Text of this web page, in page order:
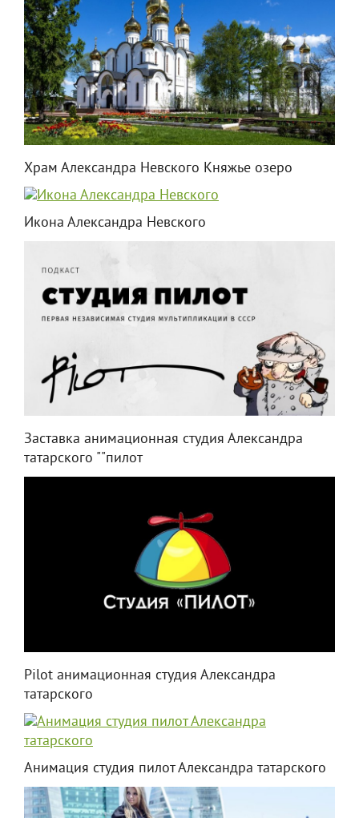
Храм Александра Невского Княжье озеро
Икона Александра Невского
Заставка анимационная студия Александра
татарского ""пилот
Pilot анимационная студия Александра
татарского
Анимация студия пилот Александра татарского